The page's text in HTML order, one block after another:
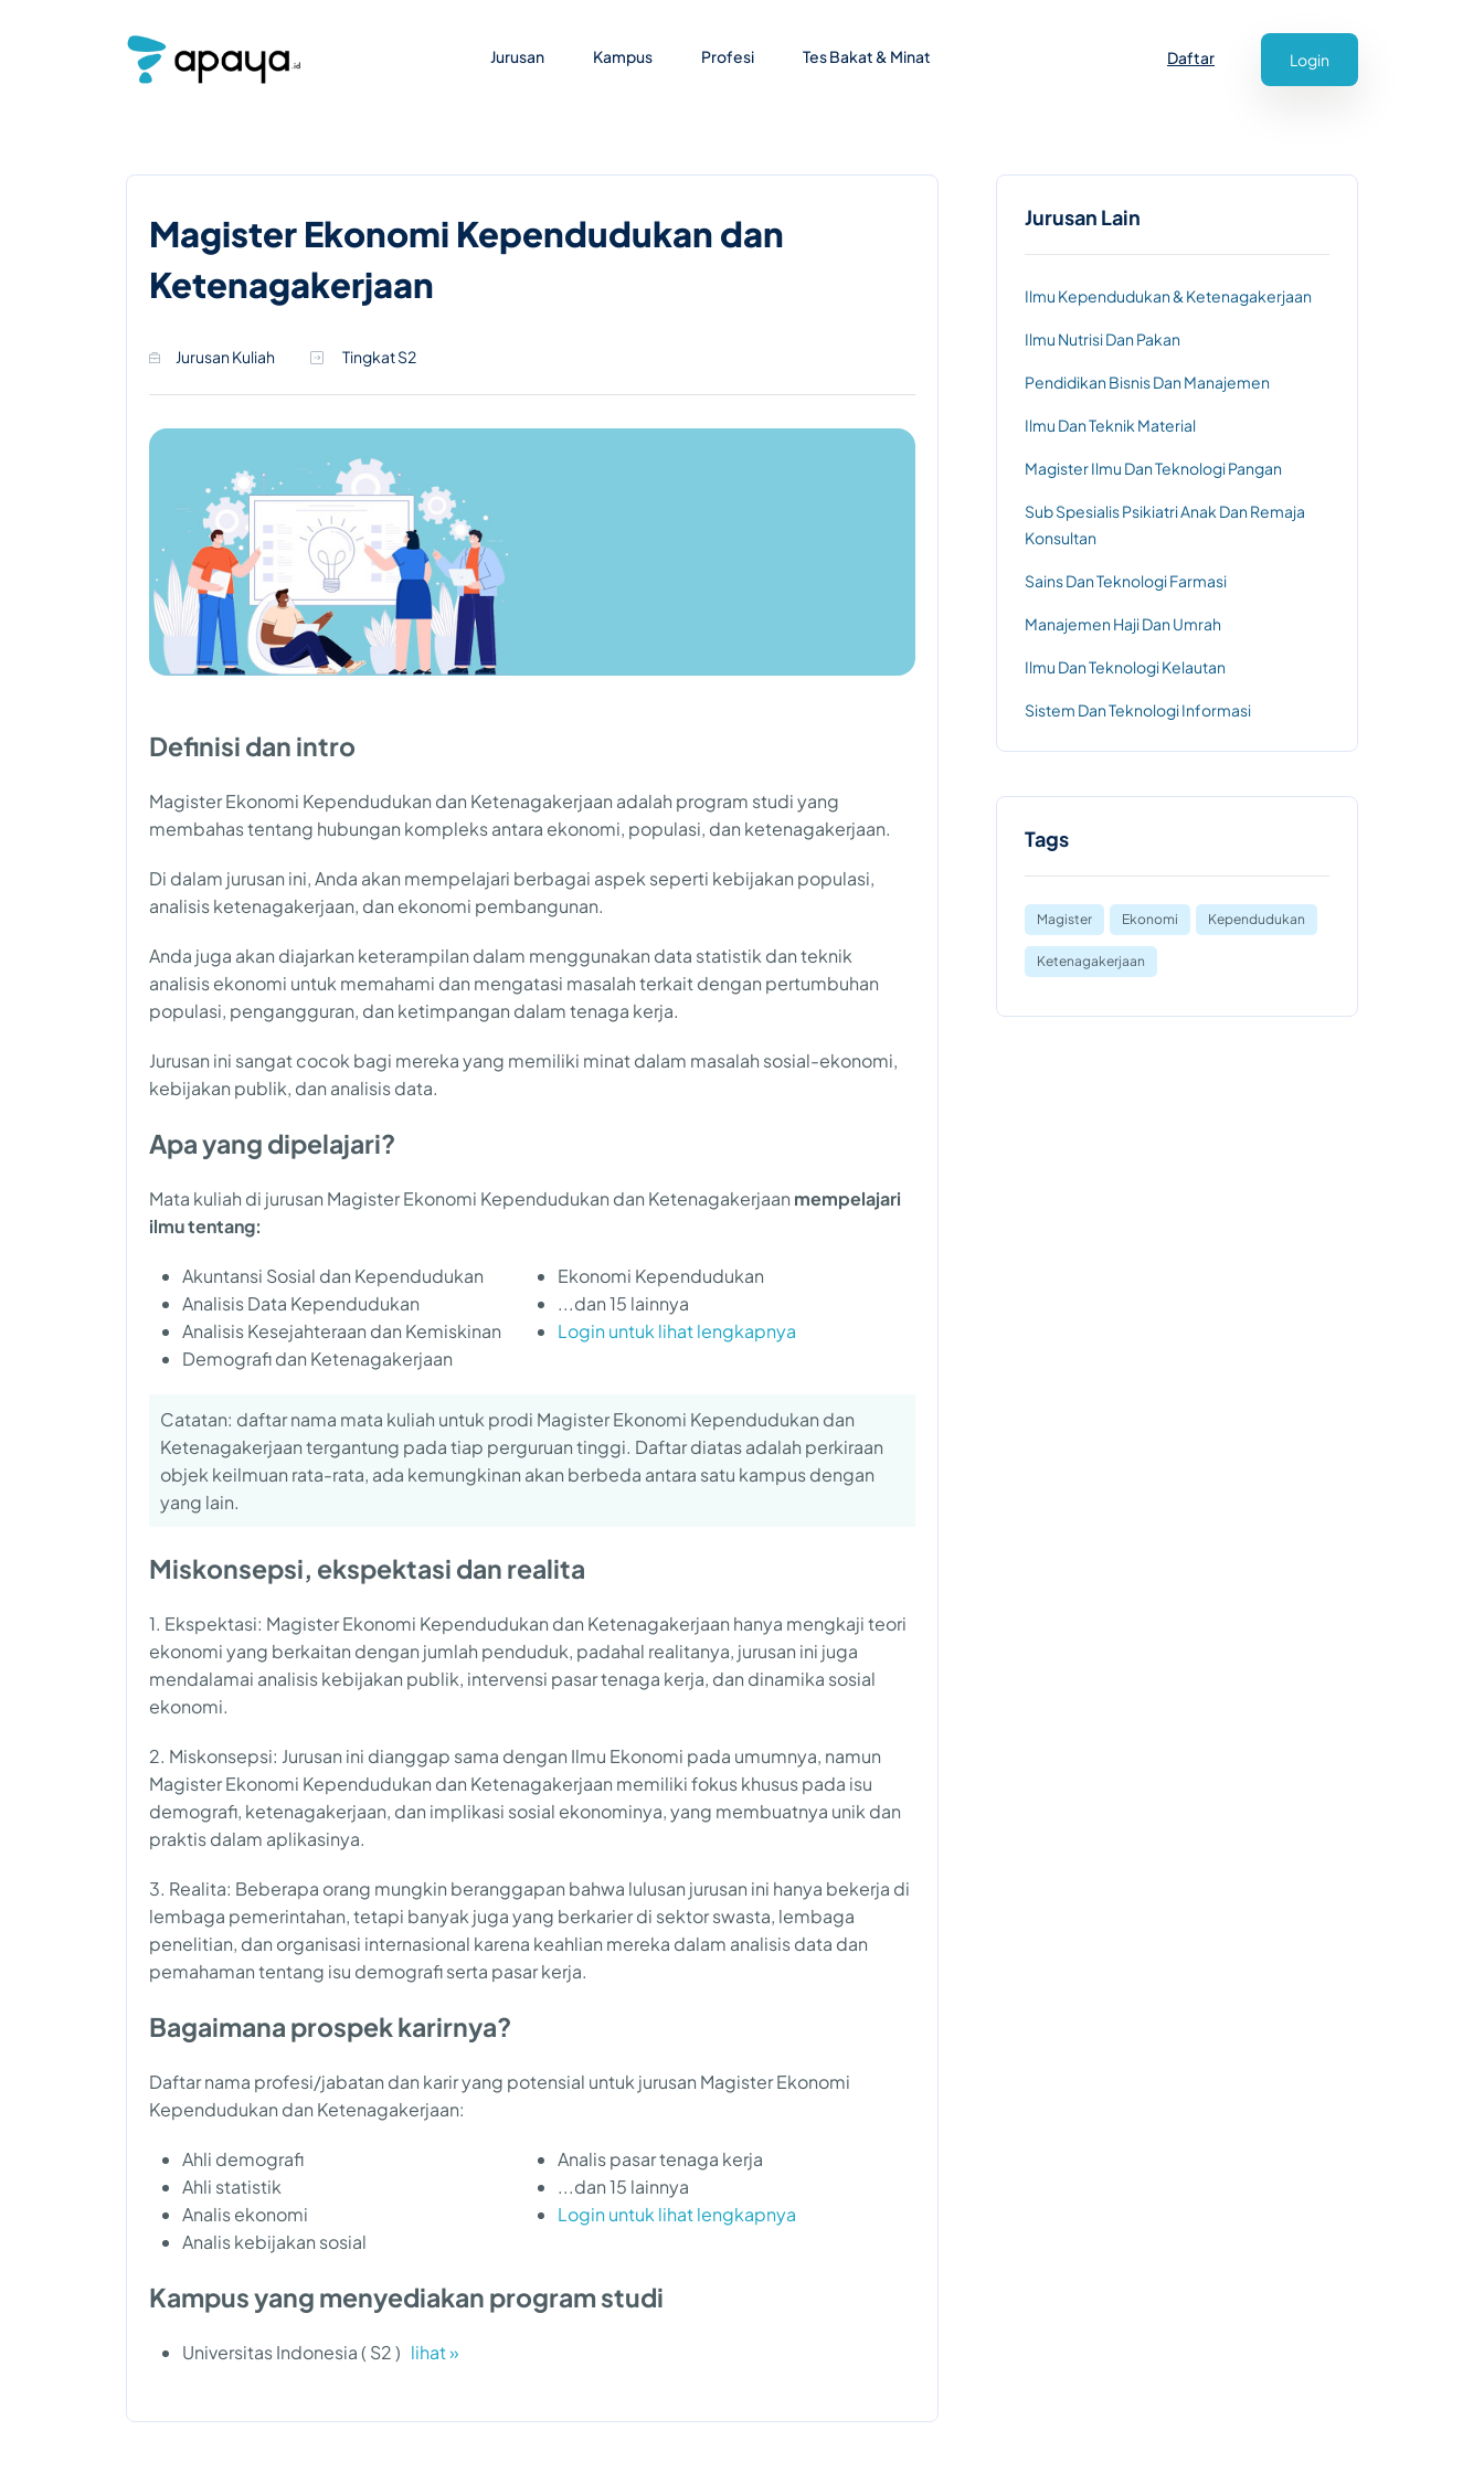
Jurusan Kampus Profesi Tes Bakat & Minat Daftar Login
Magister Ekonomi Kependudukan dan
Ketenagakerjaan
Jurusan Kuliah Tingkat S2
Definisi dan intro
Magister Ekonomi Kependudukan dan Ketenagakerjaan adalah program studi yang
membahas tentang hubungan kompleks antara ekonomi, populasi, dan ketenagakerjaan.
Di dalam jurusan ini, Anda akan mempelajari berbagai aspek seperti kebijakan populasi,
analisis ketenagakerjaan, dan ekonomi pembangunan.
Anda juga akan diajarkan keterampilan dalam menggunakan data statistik dan teknik
analisis ekonomi untuk memahami dan mengatasi masalah terkait dengan pertumbuhan
populasi, pengangguran, dan ketimpangan dalam tenaga kerja.
Jurusan ini sangat cocok bagi mereka yang memiliki minat dalam masalah sosial-ekonomi,
kebijakan publik, dan analisis data.
Apa yang dipelajari?
Mata kuliah di jurusan Magister Ekonomi Kependudukan dan Ketenagakerjaan mempelajari
ilmu tentang:
Akuntansi Sosial dan Kependudukan
Analisis Data Kependudukan
Analisis Kesejahteraan dan Kemiskinan
Demografi dan Ketenagakerjaan
Ekonomi Kependudukan
...dan 15 lainnya
Login untuk lihat lengkapnya
Catatan: daftar nama mata kuliah untuk prodi Magister Ekonomi Kependudukan dan
Ketenagakerjaan tergantung pada tiap perguruan tinggi. Daftar diatas adalah perkiraan
objek keilmuan rata-rata, ada kemungkinan akan berbeda antara satu kampus dengan
yang lain.
Miskonsepsi, ekspektasi dan realita
1. Ekspektasi: Magister Ekonomi Kependudukan dan Ketenagakerjaan hanya mengkaji teori
ekonomi yang berkaitan dengan jumlah penduduk, padahal realitanya, jurusan ini juga
mendalamai analisis kebijakan publik, intervensi pasar tenaga kerja, dan dinamika sosial
ekonomi.
2. Miskonsepsi: Jurusan ini dianggap sama dengan Ilmu Ekonomi pada umumnya, namun
Magister Ekonomi Kependudukan dan Ketenagakerjaan memiliki fokus khusus pada isu
demografi, ketenagakerjaan, dan implikasi sosial ekonominya, yang membuatnya unik dan
praktis dalam aplikasinya.
3. Realita: Beberapa orang mungkin beranggapan bahwa lulusan jurusan ini hanya bekerja di
lembaga pemerintahan, tetapi banyak juga yang berkarier di sektor swasta, lembaga
penelitian, dan organisasi internasional karena keahlian mereka dalam analisis data dan
pemahaman tentang isu demografi serta pasar kerja.
Bagaimana prospek karirnya?
Daftar nama profesi/jabatan dan karir yang potensial untuk jurusan Magister Ekonomi
Kependudukan dan Ketenagakerjaan:
Ahli demografi
Ahli statistik
Analis ekonomi
Analis kebijakan sosial
Analis pasar tenaga kerja
...dan 15 lainnya
Login untuk lihat lengkapnya
Kampus yang menyediakan program studi
Universitas Indonesia ( S2 ) lihat »
Jurusan Lain
Ilmu Kependudukan & Ketenagakerjaan
Ilmu Nutrisi Dan Pakan
Pendidikan Bisnis Dan Manajemen
Ilmu Dan Teknik Material
Magister Ilmu Dan Teknologi Pangan
Sub Spesialis Psikiatri Anak Dan Remaja
Konsultan
Sains Dan Teknologi Farmasi
Manajemen Haji Dan Umrah
Ilmu Dan Teknologi Kelautan
Sistem Dan Teknologi Informasi
Tags
Magister Ekonomi Kependudukan
Ketenagakerjaan